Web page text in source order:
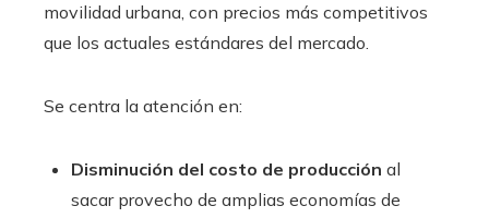
movilidad urbana, con precios más competitivos
que los actuales estándares del mercado.
Se centra la atención en:
Disminución del costo de producción al
sacar provecho de amplias economías de